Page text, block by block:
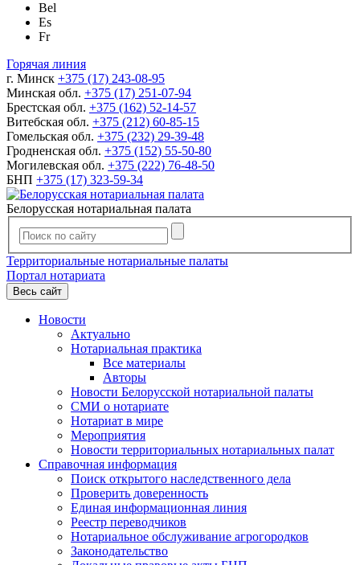
Bel
Es
Fr
Горячая линия
г. Минск +375 (17) 243-08-95
Минская обл. +375 (17) 251-07-94
Брестская обл. +375 (162) 52-14-57
Витебская обл. +375 (212) 60-85-15
Гомельская обл. +375 (232) 29-39-48
Гродненская обл. +375 (152) 55-50-80
Могилевская обл. +375 (222) 76-48-50
БНП +375 (17) 323-59-34
Белорусская нотариальная палата
Территориальные нотариальные палаты
Портал нотариата
Весь сайт
Новости
Актуально
Нотариальная практика
Все материалы
Авторы
Новости Белорусской нотариальной палаты
СМИ о нотариате
Нотариат в мире
Мероприятия
Новости территориальных нотариальных палат
Справочная информация
Поиск открытого наследственного дела
Проверить доверенность
Единая информационная линия
Реестр переводчиков
Нотариальное обслуживание агрогородков
Законодательство